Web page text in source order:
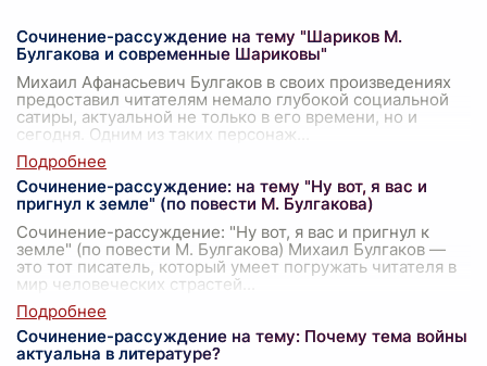
Сочинение-рассуждение на тему "Шариков М.
Булгакова и современные Шариковы"
Михаил Афанасьевич Булгаков в своих произведениях
предоставил читателям немало глубокой социальной
сатиры, актуальной не только в его времени, но и
сегодня. Одним из таких персонаж
Сочинение-рассуждение: на тему "Ну вот, я вас и
пригнул к земле" (по повести М. Булгакова)
Сочинение-рассуждение: "Ну вот, я вас и пригнул к
земле" (по повести М. Булгакова) Михаил Булгаков —
это тот писатель, который умеет погружать читателя в
мир человеческих страстей
Сочинение-рассуждение на тему: Почему тема войны
актуальна в литературе?